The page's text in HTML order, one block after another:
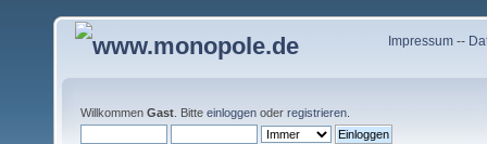
Impressum--
Willkommen Gast . Bitte einloggen oder registrieren